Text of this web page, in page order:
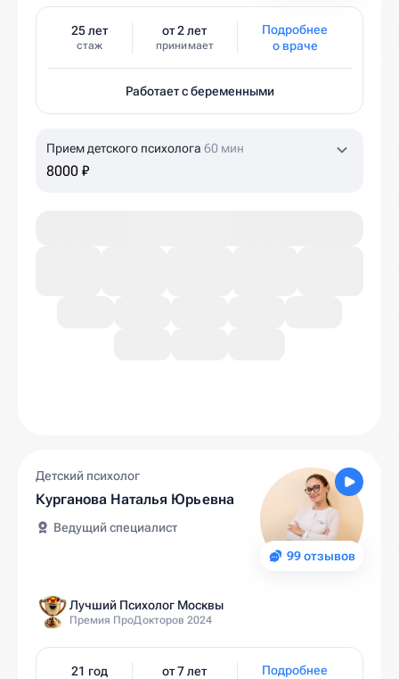
25 лет
стаж
от 2 лет
принимает
Подробнее
о враче
Работает с беременными
Прием детского психолога 60 мин
8000 ₽
99 отзывов
Детский психолог
Курганова Наталья Юрьевна
Ведущий специалист
Лучший Психолог Москвы
Премия ПроДокторов 2024
21 год от 7 лет
Подробнее